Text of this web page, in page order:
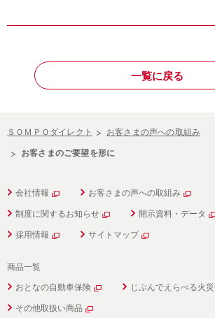
一覧に戻る
ＳＯＭＰＯダイレクト お客さまの声への取組み
お客さまのご要望を形に
会社情報 お客さまの声への取組み
制度に関するお知らせ 開示資料・データ
採用情報 サイトマップ
商品一覧
おとなの自動車保険 じぶんでえらべる火
その他取扱い商品